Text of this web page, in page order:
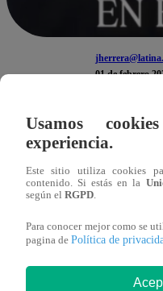
01 de febrero
Lo vio todo. En el
Cüyet en el pasado.
Por otro lado, Hazin,
Sermin visita a Besime
familia que la cuida.
cabeza.
Usamos
experiencia.
Este sitio utiliza cookies
contenido. Si estás en la
según el RGPD.
Para conocer mejor como se
pagina de Política de